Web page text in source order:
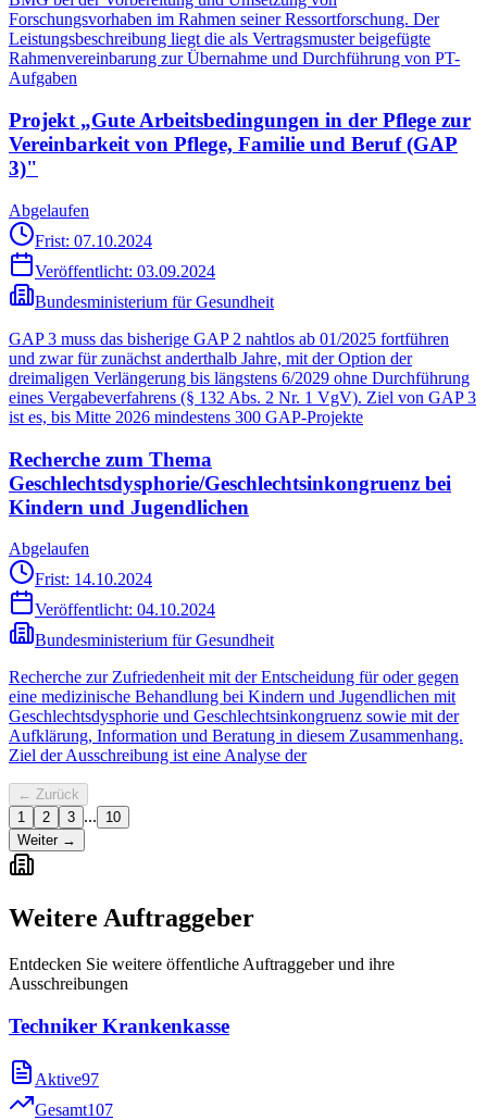
Forschungsvorhaben im Rahmen seiner Ressortforschung. Der
Leistungsbeschreibung liegt die als Vertragsmuster beigefügte
Rahmenvereinbarung zur Übernahme und Durchführung von PT-
Aufgaben
Projekt „Gute Arbeitsbedingungen in der Pflege zur
Vereinbarkeit von Pflege, Familie und Beruf (GAP
3)"
Abgelaufen
Frist: 07.10.2024
Veröffentlicht: 03.09.2024
Bundesministerium für Gesundheit
GAP 3 muss das bisherige GAP 2 nahtlos ab 01/2025 fortführen
und zwar für zunächst anderthalb Jahre, mit der Option der
dreimaligen Verlängerung bis längstens 6/2029 ohne Durchführung
eines Vergabeverfahrens (§ 132 Abs. 2 Nr. 1 VgV). Ziel von GAP 3
ist es, bis Mitte 2026 mindestens 300 GAP-Projekte
Recherche zum Thema
Geschlechtsdysphorie/Geschlechtsinkongruenz bei
Kindern und Jugendlichen
Abgelaufen
Frist: 14.10.2024
Veröffentlicht: 04.10.2024
Bundesministerium für Gesundheit
Recherche zur Zufriedenheit mit der Entscheidung für oder gegen
eine medizinische Behandlung bei Kindern und Jugendlichen mit
Geschlechtsdysphorie und Geschlechtsinkongruenz sowie mit der
Aufklärung, Information und Beratung in diesem Zusammenhang.
Ziel der Ausschreibung ist eine Analyse der
← Zurück
1
2 3 ...
10
Weiter →
Weitere Auftraggeber
Entdecken Sie weitere öffentliche Auftraggeber und ihre
Ausschreibungen
Techniker Krankenkasse
Aktive97
Gesamt107